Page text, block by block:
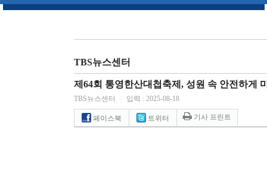
TBS뉴스센터
제64회 통영한산대첩축제, 성원 속 안전하게
TBS뉴스센터 입력 : 2025-08-18
페이스북 트위터 기사 프린트